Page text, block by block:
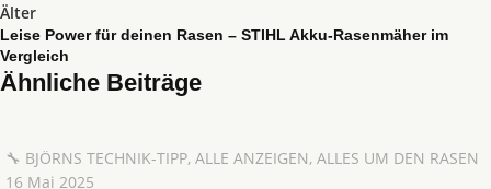
Älter
Leise Power für deinen Rasen – STIHL Akku-Rasenmäher im
Vergleich
Ähnliche Beiträge
🔧 BJÖRNS TECHNIK-TIPP, ALLE ANZEIGEN, ALLES UM DEN RASEN
16 Mai 2025